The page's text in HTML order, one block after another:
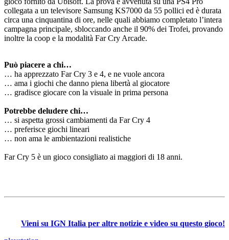
collegata a un televisore Samsung KS7000 da 55 pollici ed è durata
circa una cinquantina di ore, nelle quali abbiamo completato l’intera
campagna principale, sbloccando anche il 90% dei Trofei, provando
inoltre la coop e la modalità Far Cry Arcade.
Può piacere a chi…
… ha apprezzato Far Cry 3 e 4, e ne vuole ancora
… ama i giochi che danno piena libertà al giocatore
… gradisce giocare con la visuale in prima persona
Potrebbe deludere chi…
… si aspetta grossi cambiamenti da Far Cry 4
… preferisce giochi lineari
… non ama le ambientazioni realistiche
Far Cry 5 è un gioco consigliato ai maggiori di 18 anni.
Vieni su IGN Italia per altre notizie e video su questo gioco!